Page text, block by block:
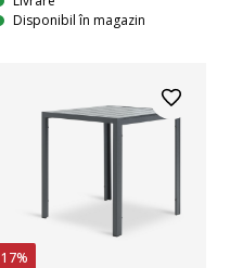
Disponibil în magazin
17%